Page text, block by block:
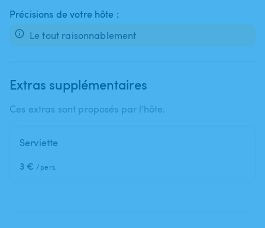
Précisions de votre hôte :
Le tout raisonnablement
Extras supplémentaires
Ces extras sont proposés par l'hôte.
Serviette
3 € /pers.